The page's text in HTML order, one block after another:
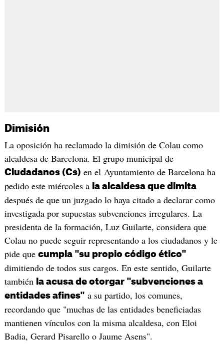
Dimisión
La oposición ha reclamado la dimisión de Colau como
alcaldesa de Barcelona. El grupo municipal de
Ciudadanos (Cs)en el Ayuntamiento de Barcelona ha
pedido este miércoles a la alcaldesa que dimita
después de que un juzgado lo haya citado a declarar como
investigada por supuestas subvenciones irregulares. La
presidenta de la formación, Luz Guilarte, considera que
Colau no puede seguir representando a los ciudadanos y le
pide que cumpla "su propio código ético"
dimitiendo de todos sus cargos. En este sentido, Guilarte
también la acusa de otorgar "subvenciones a
entidades afines" a su partido, los comunes,
recordando que "muchas de las entidades beneficiadas
mantienen vínculos con la misma alcaldesa, con Eloi
Badia, Gerard Pisarello o Jaume Asens".